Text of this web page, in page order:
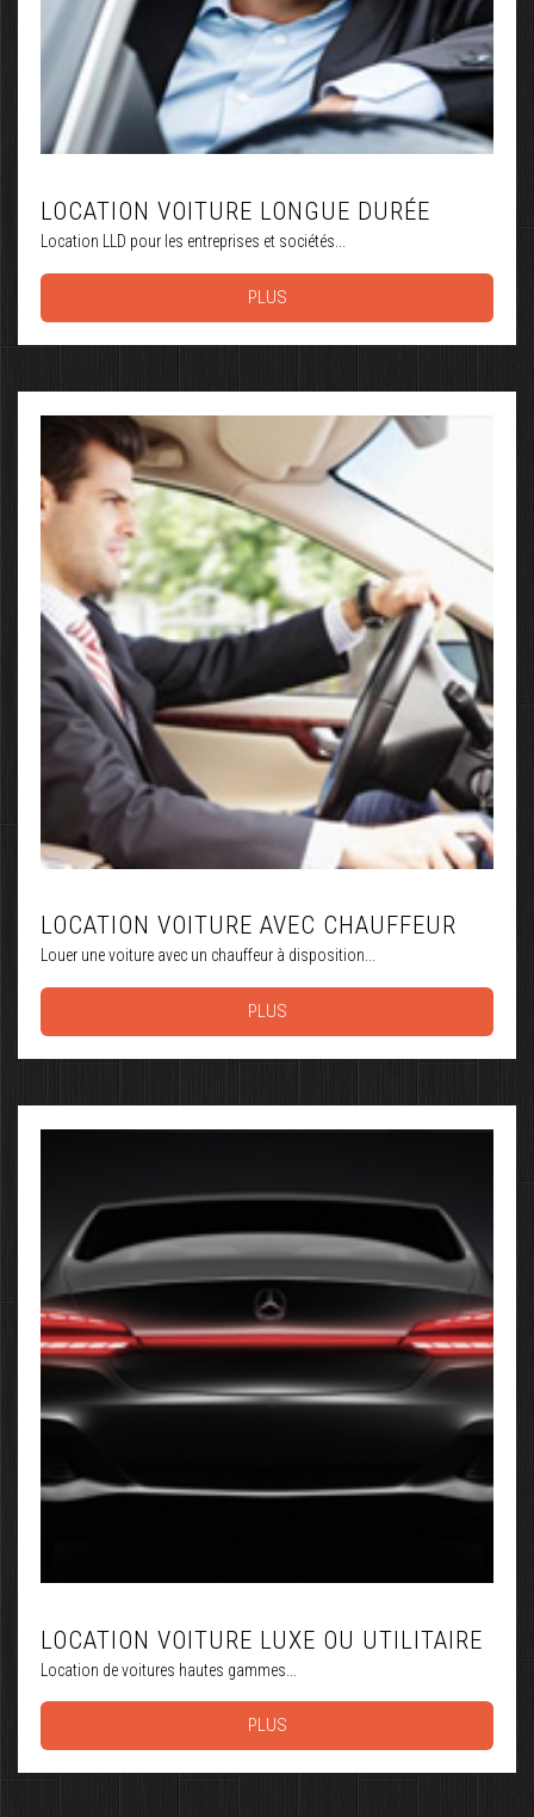
LOCATION VOITURE LONGUE DURÉE
Location LLD pour les entreprises et sociétés...
PLUS
LOCATION VOITURE AVEC CHAUFFEUR
Louer une voiture avec un chauffeur à disposition...
PLUS
LOCATION VOITURE LUXE OU UTILITAIRE
Location de voitures hautes gammes...
PLUS